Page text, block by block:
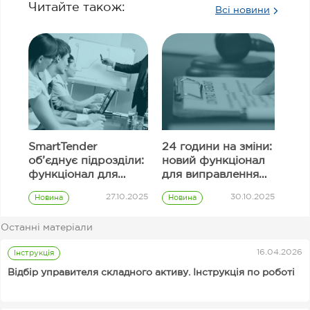
Останні матеріали
Інструкція 16.04.2026
Відбір управителя складного активу. Інструкція по роботі
Читайте також: Всі новини
SmartTender
об’єднує підрозділи:
функціонал для
закупівель
Новина
закупівлі
27.10.2025
24 години на зміни:
новий функціонал
для виправлення
тендерної
Новина 30.10.2025